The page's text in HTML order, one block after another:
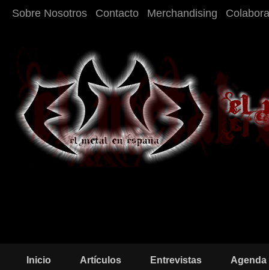
Sobre Nosotros Contacto Merchandising
Inicio Artículos Entrevistas Agenda